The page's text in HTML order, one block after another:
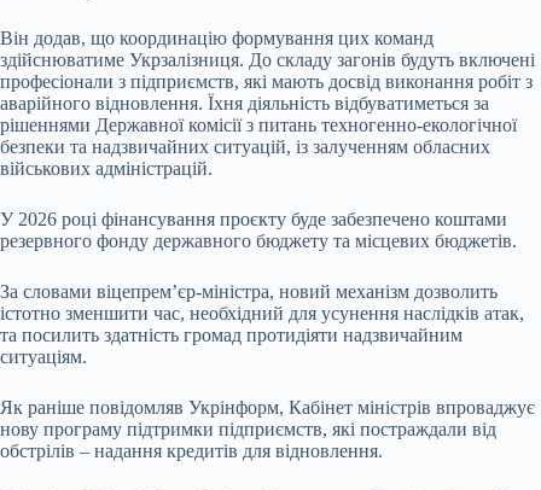
Він додав, що координацію формування цих команд
здійснюватиме Укрзалізниця. До складу загонів будуть включені
професіонали з підприємств, які мають досвід виконання робіт з
аварійного відновлення. Їхня діяльність відбуватиметься за
рішеннями Державної комісії з питань техногенно-екологічної
безпеки та надзвичайних ситуацій, із залученням обласних
військових адміністрацій.
У 2026 році фінансування проєкту буде забезпечено коштами
резервного фонду державного бюджету та місцевих бюджетів.
За словами віцепрем’єр-міністра, новий механізм дозволить
істотно зменшити час, необхідний для усунення наслідків атак,
та посилить здатність громад протидіяти надзвичайним
ситуаціям.
Як раніше повідомляв Укрінформ, Кабінет міністрів впроваджує
нову програму підтримки підприємств, які постраждали від
обстрілів – надання кредитів для відновлення.